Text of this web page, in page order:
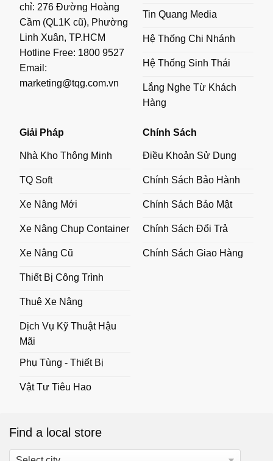
chỉ: 276 Đường Hoàng
Cầm (QL1K cũ), Phường
Linh Xuân, TP.HCM
Hotline Free: 1800 9527
Email:
marketing@tqg.com.vn
Tin Quang Media
Hệ Thống Chi Nhánh
Hệ Thống Sinh Thái
Lắng Nghe Từ Khách
Hàng
Giải Pháp
Nhà Kho Thông Minh
TQ Soft
Xe Nâng Mới
Xe Nâng Chụp Container
Xe Nâng Cũ
Thiết Bị Công Trình
Thuê Xe Nâng
Dịch Vụ Kỹ Thuật Hậu
Mãi
Phụ Tùng - Thiết Bị
Vật Tư Tiêu Hao
Chính Sách
Điều Khoản Sử Dụng
Chính Sách Bảo Hành
Chính Sách Bảo Mật
Chính Sách Đổi Trả
Chính Sách Giao Hàng
Find a local store